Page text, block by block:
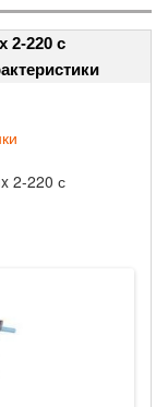
2-220 с
2-220 с